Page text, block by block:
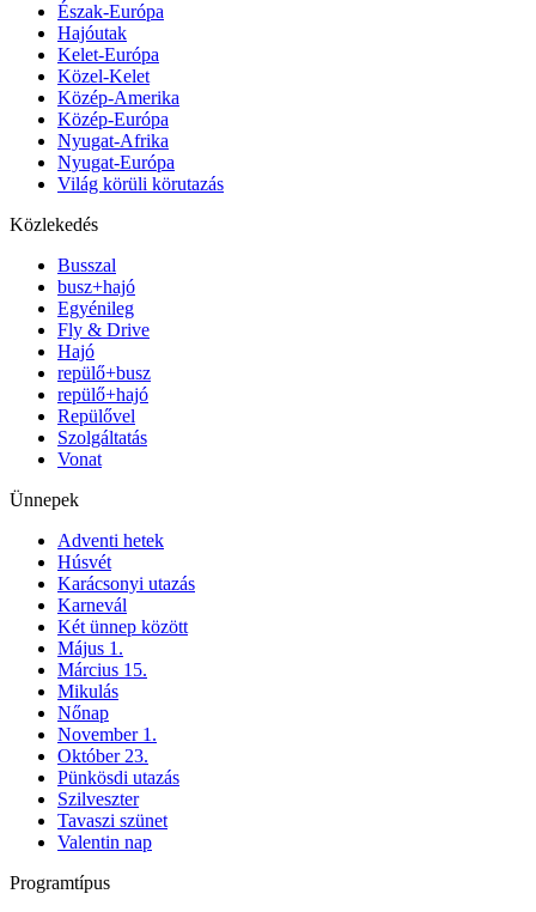
Észak-Európa
Hajóutak
Kelet-Európa
Közel-Kelet
Közép-Amerika
Közép-Európa
Nyugat-Afrika
Nyugat-Európa
Világ körüli körutazás
Közlekedés
Busszal
busz+hajó
Egyénileg
Fly & Drive
Hajó
repülő+busz
repülő+hajó
Repülővel
Szolgáltatás
Vonat
Ünnepek
Adventi hetek
Húsvét
Karácsonyi utazás
Karnevál
Két ünnep között
Május 1.
Március 15.
Mikulás
Nőnap
November 1.
Október 23.
Pünkösdi utazás
Szilveszter
Tavaszi szünet
Valentin nap
Programtípus